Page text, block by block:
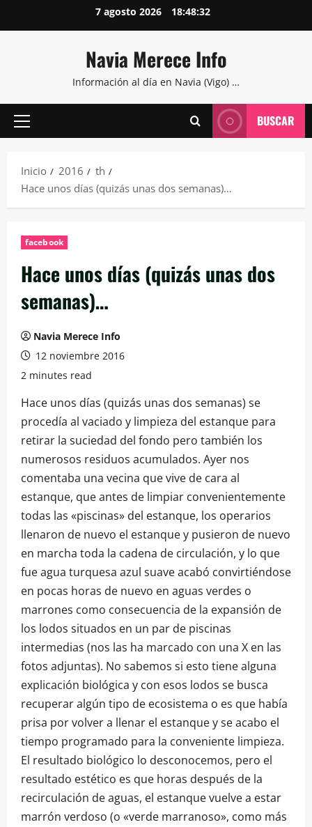
al
7 agosto 2026 18:48:33
Navia Merece Info
Información al día en Navia (Vigo) …
Menú
BUSCAR
Inicio 2016
th
Hace unos días (quizás unas dos semanas)…
facebook
Hace unos días (quizás unas dos
semanas)…
Navia Merece Info
12 noviembre 2016
2 minutes read
Hace unos días (quizás unas dos semanas) se
procedía al vaciado y limpieza del estanque para
retirar la suciedad del fondo pero también los
numerosos residuos acumulados. Ayer nos
comentaba una vecina que vive de cara al
estanque, que antes de limpiar convenientemente
todas las «piscinas» del estanque, los operarios
llenaron de nuevo el estanque y pusieron de nuevo
en marcha toda la cadena de circulación, y lo que
fue agua turquesa azul suave acabó convirtiéndose
en pocas horas de nuevo en aguas verdes o
marrones como consecuencia de la expansión de
los lodos situados en un par de piscinas
intermedias (nos las ha marcado con una X en las
fotos adjuntas). No sabemos si esto tiene alguna
explicación biológica y con esos lodos se busca
recuperar algún tipo de ecosistema o es que había
prisa por volver a llenar el estanque y se acabo el
tiempo programado para la conveniente limpieza.
El resultado biológico lo desconocemos, pero el
resultado estético es que horas después de la
recirculación de aguas, el estanque vuelve a estar
marrón verdoso (o «verde marranoso», como más